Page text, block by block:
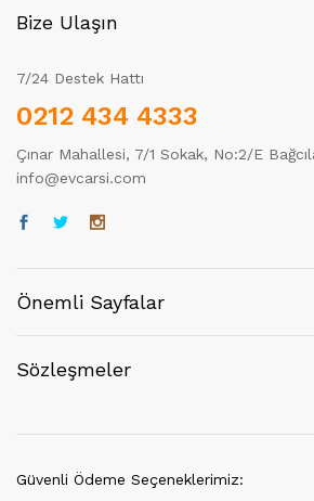
Bize Ulaşın
7/24 Destek Hattı
0212 434 4333
Çınar Mahallesi, 7/1 Sokak, No:2/E
info@evcarsi.com
Önemli Sayfalar
Sözleşmeler
Güvenli Ödeme Seçeneklerimiz: